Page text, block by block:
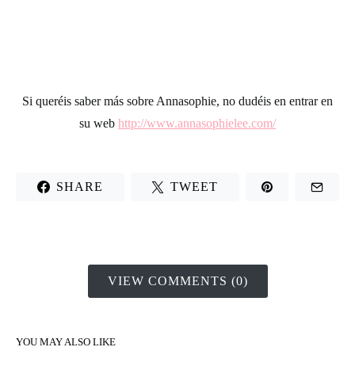
Si queréis saber más sobre Annasophie, no dudéis en entrar en
su web http://www.annasophielee.com/
SHARE TWEET
VIEW COMMENTS (0)
YOU MAY ALSO LIKE